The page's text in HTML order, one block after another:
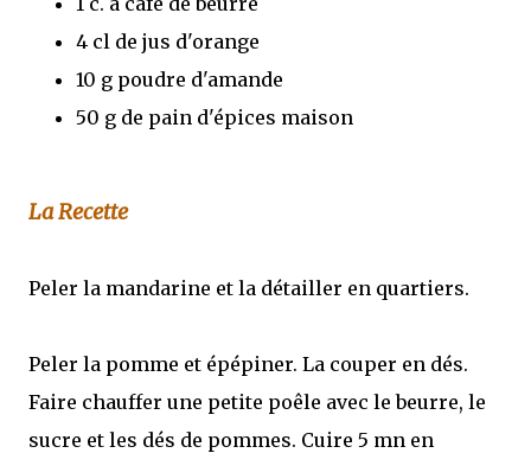
4 cl de jus d'orange
10 g poudre d'amande
50 g de pain d'épices maison
La Recette
Peler la mandarine et la détailler en quartiers.
Peler la pomme et épépiner. La couper en dés.
Faire chauffer une petite poêle avec le beurre, le
sucre et les dés de pommes. Cuire 5 mn en